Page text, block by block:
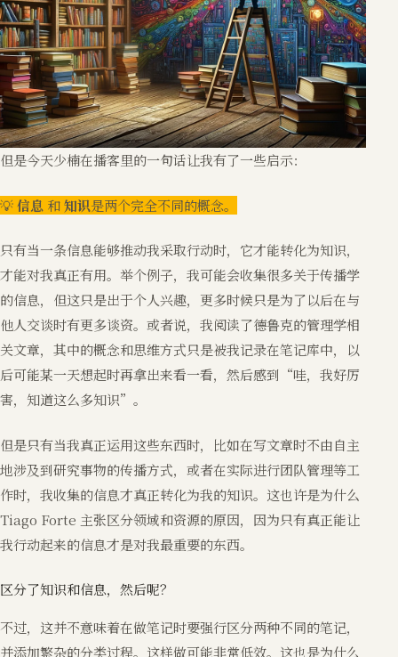
但是今天少楠在播客里的一句话让我有了一些启示：
💡信息 和知识是两个完全不同的概念。
只有当一条信息能够推动我采取行动时，它才能转化为知识，
才能对我真正有用。举个例子，我可能会收集很多关于传播学
的信息，但这只是出于个人兴趣，更多时候只是为了以后在与
他人交谈时有更多谈资。或者说，我阅读了德鲁克的管理学相
关文章，其中的概念和思维方式只是被我记录在笔记库中，以
后可能某一天想起时再拿出来看一看，然后感到“哇，我好厉
害，知道这么多知识”。
但是只有当我真正运用这些东西时，比如在写文章时不由自主
地涉及到研究事物的传播方式，或者在实际进行团队管理等工
作时，我收集的信息才真正转化为我的知识。这也许是为什么
Tiago Forte 主张区分领域和资源的原因，因为只有真正能让
我行动起来的信息才是对我最重要的东西。
区分了知识和信息，然后呢？
不过，这并不意味着在做笔记时要强行区分两种不同的笔记，
并添加繁杂的分类过程。这样做可能非常低效。这也是为什么